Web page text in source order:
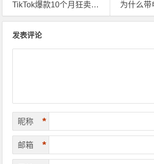
TikTok爆款10个月狂卖24万件！背后有海外仓在发挥作用！
为什么带电产品在欧美
发表评论
昵称 *
邮箱 *